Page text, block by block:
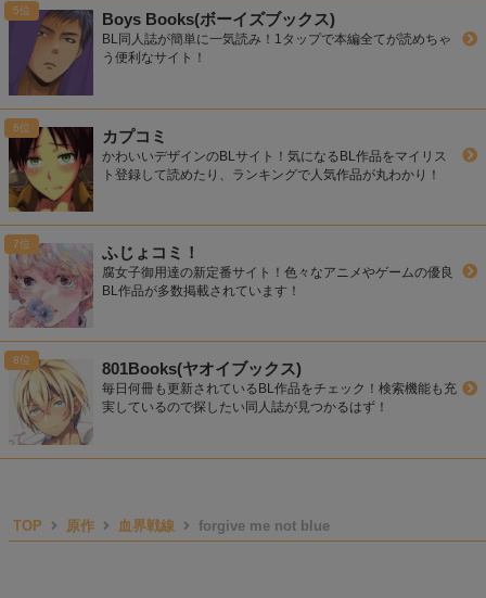
Boys Books(ボーイズブックス)
BL同人誌が簡単に一気読み！1タップで本編全てが読めちゃ
う便利なサイト！
カプコミ
かわいいデザインのBLサイト！気になるBL作品をマイリス
ト登録して読めたり、ランキングで人気作品が丸わかり！
ふじょコミ！
腐女子御用達の新定番サイト！色々なアニメやゲームの優良
BL作品が多数掲載されています！
801Books(ヤオイブックス)
毎日何冊も更新されているBL作品をチェック！検索機能も充
実しているので探したい同人誌が見つかるはず！
TOP 原作 血界戦線 forgive me not blue